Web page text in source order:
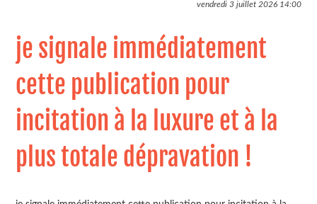
vendredi 3 juillet 202614:00
je signale immédiatement
cette publication pour
incitation à la luxure et à la
plus totale dépravation !